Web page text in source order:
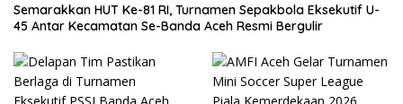
Semarakkan HUT Ke-81 RI, Turnamen Sepakbola Eksekutif U-
45 Antar Kecamatan Se-Banda Aceh Resmi Bergulir